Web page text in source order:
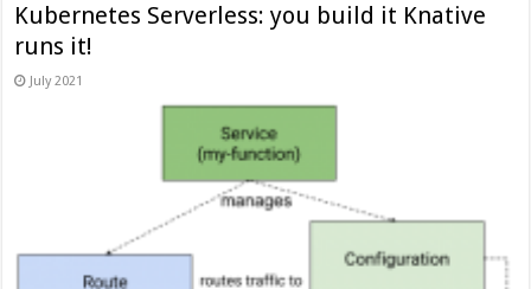
Kubernetes Serverless: you build it Knative
runs it!
July 2021